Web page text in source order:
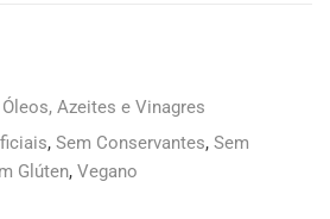
Óleos, Azeites e Vinagres
, Sem Conservantes, Sem
Glúten, Vegano